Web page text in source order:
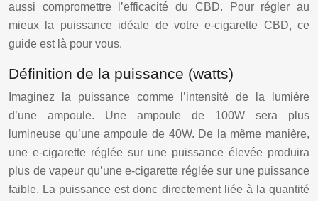
aussi compromettre l’efficacité du CBD. Pour régler au
mieux la puissance idéale de votre e-cigarette CBD, ce
guide est là pour vous.
Définition de la puissance (watts)
Imaginez la puissance comme l’intensité de la lumière
d’une ampoule. Une ampoule de 100W sera plus
lumineuse qu’une ampoule de 40W. De la même manière,
une e-cigarette réglée sur une puissance élevée produira
plus de vapeur qu’une e-cigarette réglée sur une puissance
faible. La puissance est donc directement liée à la quantité